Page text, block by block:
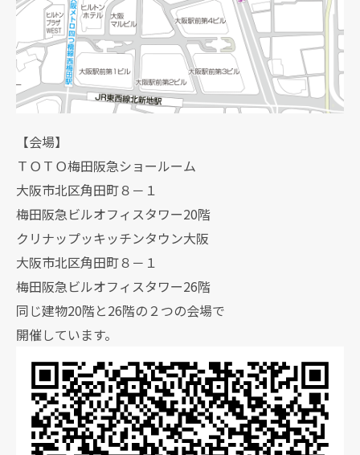
【会場】
ＴＯＴＯ梅田阪急ショールーム
大阪市北区角田町８－１
梅田阪急ビルオフィスタワー20階
クリナップッキッチンタウン大阪
大阪市北区角田町８－１
梅田阪急ビルオフィスタワー26階
同じ建物20階と26階の２つの会場で
開催しています。